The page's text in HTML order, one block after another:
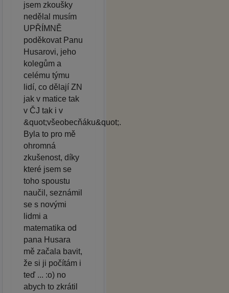
jsem zkoušky
nedělal musím
UPŘÍMNĚ
poděkovat Panu
Husarovi, jeho
kolegům a
celému týmu
lidí, co dělají ZN
jak v matice tak
v ČJ tak i v
&quot;všeobecňáku&quot;.
Byla to pro mě
ohromná
zkušenost, díky
které jsem se
toho spoustu
naučil, seznámil
se s novými
lidmi a
matematika od
pana Husara
mě začala bavit,
že si ji počítám i
teď ... :o) no
abych to zkrátil